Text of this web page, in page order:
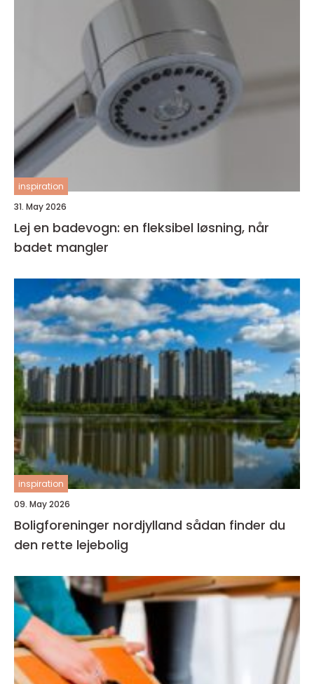
inspiration
31. May 2026
Lej en badevogn: en fleksibel løsning, når
badet mangler
inspiration
09. May 2026
Boligforeninger nordjylland sådan finder du
den rette lejebolig